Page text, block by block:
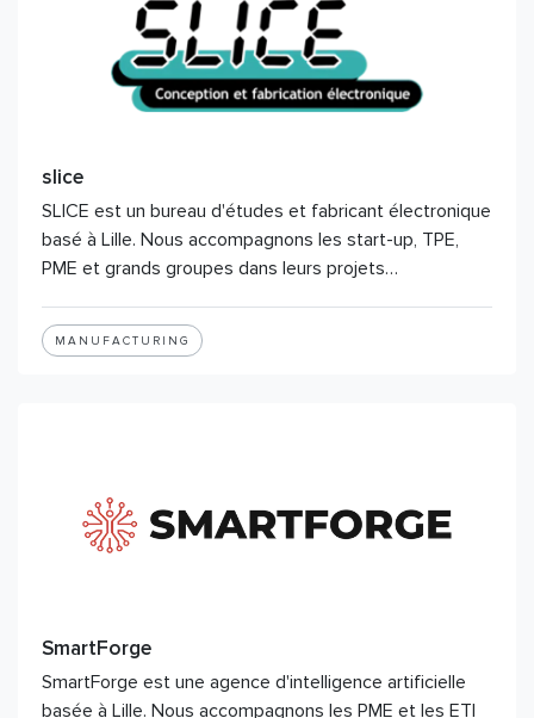
slice
SLICE est un bureau d'études et fabricant électronique
basé à Lille. Nous accompagnons les start-up, TPE,
PME et grands groupes dans leurs projets…
MANUFACTURING
SmartForge
SmartForge est une agence d'intelligence artificielle
basée à Lille. Nous accompagnons les PME et les ETI